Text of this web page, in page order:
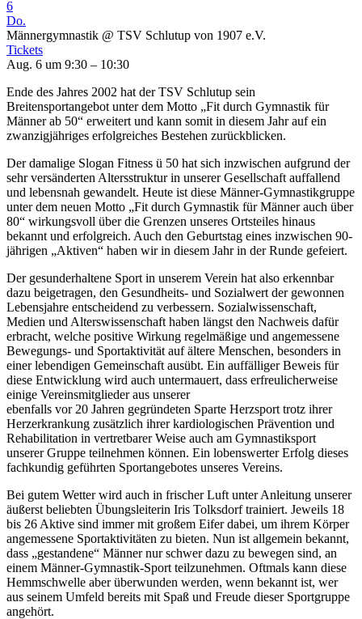
6
Do.
Männergymnastik @ TSV Schlutup von 1907 e.V.
Tickets
Aug. 6 um 9:30 – 10:30
Ende des Jahres 2002 hat der TSV Schlutup sein
Breitensportangebot unter dem Motto „Fit durch Gymnastik für
Männer ab 50“ erweitert und kann somit in diesem Jahr auf ein
zwanzigjähriges erfolgreiches Bestehen zurückblicken.
Der damalige Slogan Fitness ü 50 hat sich inzwischen aufgrund der
sehr versänderten Altersstruktur in unserer Gesellschaft auffallend
und lebensnah gewandelt. Heute ist diese Männer-Gymnastikgruppe
unter dem neuen Motto „Fit durch Gymnastik für Männer auch über
80“ wirkungsvoll über die Grenzen unseres Ortsteiles hinaus
bekannt und erfolgreich. Auch den Geburtstag eines inzwischen 90-
jährigen „Aktiven“ haben wir in diesem Jahr in der Runde gefeiert.
Der gesunderhaltene Sport in unserem Verein hat also erkennbar
dazu beigetragen, den Gesundheits- und Sozialwert der gewonnen
Lebensjahre entscheidend zu verbessern. Sozialwissenschaft,
Medien und Alterswissenschaft haben längst den Nachweis dafür
erbracht, welche positive Wirkung regelmäßige und angemessene
Bewegungs- und Sportaktivität auf ältere Menschen, besonders in
einer lebendigen Gemeinschaft ausübt. Ein auffälliger Beweis für
diese Entwicklung wird auch untermauert, dass erfreulicherweise
einige Vereinsmitglieder aus unserer
ebenfalls vor 20 Jahren gegründeten Sparte Herzsport trotz ihrer
Herzerkrankung zusätzlich ihrer kardiologischen Prävention und
Rehabilitation in vertretbarer Weise auch am Gymnastiksport
unserer Gruppe teilnehmen können. Ein lobenswerter Erfolg dieses
fachkundig geführten Sportangebotes unseres Vereins.
Bei gutem Wetter wird auch in frischer Luft unter Anleitung unserer
äußerst beliebten Übungsleiterin Iris Tolksdorf trainiert. Jeweils 18
bis 26 Aktive sind immer mit großem Eifer dabei, um ihrem Körper
angemessene Sportaktivitäten zu bieten. Nun ist allgemein bekannt,
dass „gestandene“ Männer nur schwer dazu zu bewegen sind, an
einem Männer-Gymnastik-Sport teilzunehmen. Oftmals kann diese
Hemmschwelle aber überwunden werden, wenn bekannt ist, wer
aus seinem Umfeld bereits mit Spaß und Freude dieser Sportgruppe
angehört.